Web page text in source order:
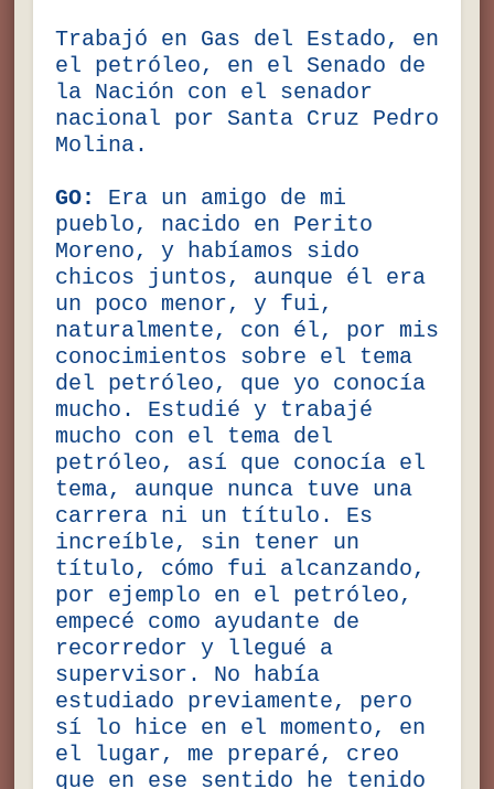
Trabajó en Gas del Estado, en
el petróleo, en el Senado de
la Nación con el senador
nacional por Santa Cruz Pedro
Molina.
GO: Era un amigo de mi
pueblo, nacido en Perito
Moreno, y habíamos sido
chicos juntos, aunque él era
un poco menor, y fui,
naturalmente, con él, por mis
conocimientos sobre el tema
del petróleo, que yo conocía
mucho. Estudié y trabajé
mucho con el tema del
petróleo, así que conocía el
tema, aunque nunca tuve una
carrera ni un título. Es
increíble, sin tener un
título, cómo fui alcanzando,
por ejemplo en el petróleo,
empecé como ayudante de
recorredor y llegué a
supervisor. No había
estudiado previamente, pero
sí lo hice en el momento, en
el lugar, me preparé, creo
que en ese sentido he tenido